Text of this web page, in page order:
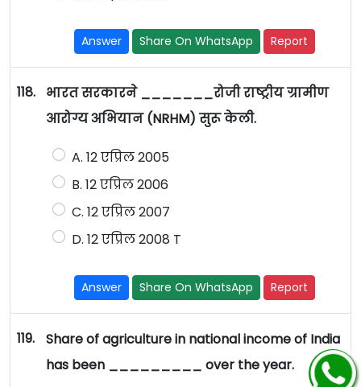
Answer Share On WhatsApp Report
118.
भारत सरकारने _______रोजी राष्ट्रीय ग्रामीण
आरोग्य अभियान (NRHM) सुरू केली.
A. 12 एप्रिल 2005
B. 12 एप्रिल 2006
C. 12 एप्रिल 2007
D. 12 एप्रिल 2008 T
Answer Share On WhatsApp Report
119.
Share of agriculture in national income of India
has been _________ over the year.